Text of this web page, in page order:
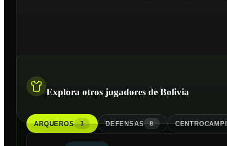
Explora otros jugadores de Bolivia
ARQUEROS 3 DEFENSAS 8